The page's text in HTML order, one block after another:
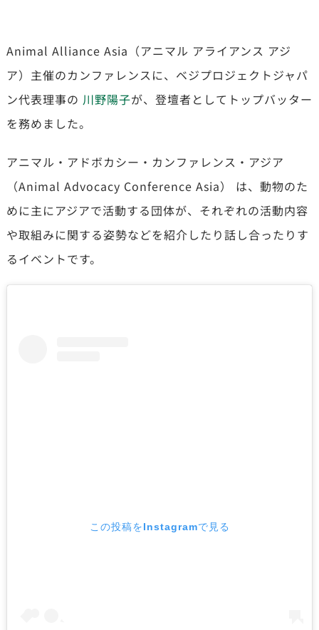
Animal Alliance Asia（アニマル アライアンス アジ
ア）主催のカンファレンスに、ベジプロジェクトジャパ
ン代表理事の 川野陽子が、登壇者としてトップバッター
を務めました。
アニマル・アドボカシー・カンファレンス・アジア
（Animal Advocacy Conference Asia） は、動物のた
めに主にアジアで活動する団体が、それぞれの活動内容
や取組みに関する姿勢などを紹介したり話し合ったりす
るイベントです。
この投稿をInstagramで見る